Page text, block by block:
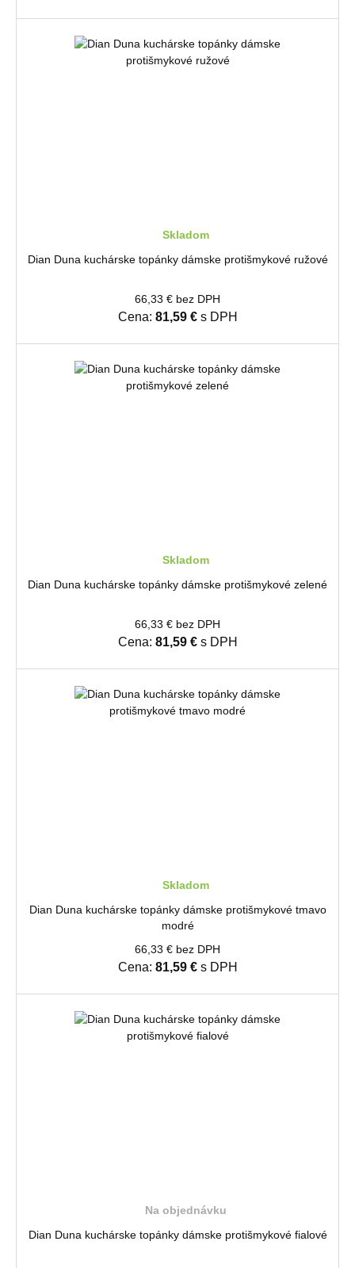
Skladom
Dian Duna kuchárske topánky dámske protišmykové ružové
66,33 € bez DPH
Cena: 81,59 €s DPH
Skladom
Dian Duna kuchárske topánky dámske protišmykové zelené
66,33 € bez DPH
Cena: 81,59 €s DPH
Skladom
Dian Duna kuchárske topánky dámske protišmykové tmavo
modré
66,33 € bez DPH
Cena: 81,59 €s DPH
Na objednávku
Dian Duna kuchárske topánky dámske protišmykové fialové